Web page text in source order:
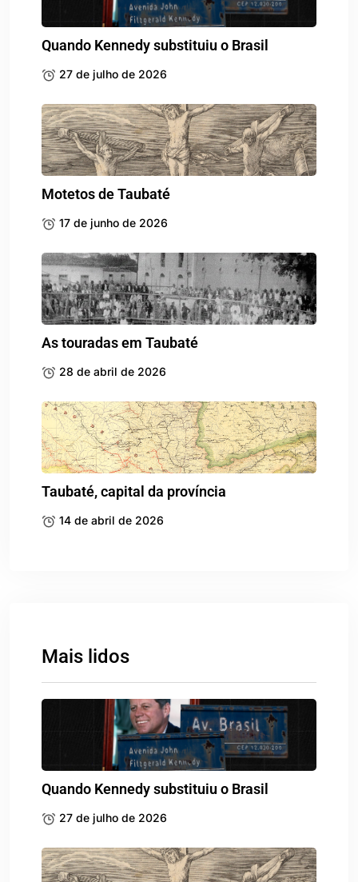
Quando Kennedy substituiu o Brasil
27 de julho de 2026
Motetos de Taubaté
17 de junho de 2026
As touradas em Taubaté
28 de abril de 2026
Taubaté, capital da província
14 de abril de 2026
Mais lidos
Quando Kennedy substituiu o Brasil
27 de julho de 2026